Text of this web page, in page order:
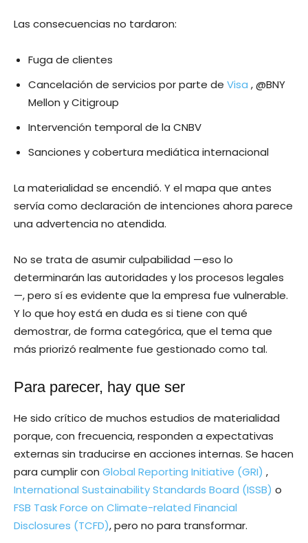
Las consecuencias no tardaron:
Fuga de clientes
Cancelación de servicios por parte de Visa , @BNY
Mellon y Citigroup
Intervención temporal de la CNBV
Sanciones y cobertura mediática internacional
La materialidad se encendió. Y el mapa que antes
servía como declaración de intenciones ahora parece
una advertencia no atendida.
No se trata de asumir culpabilidad —eso lo
determinarán las autoridades y los procesos legales
—, pero sí es evidente que la empresa fue vulnerable.
Y lo que hoy está en duda es si tiene con qué
demostrar, de forma categórica, que el tema que
más priorizó realmente fue gestionado como tal.
Para parecer, hay que ser
He sido crítico de muchos estudios de materialidad
porque, con frecuencia, responden a expectativas
externas sin traducirse en acciones internas. Se hacen
para cumplir con Global Reporting Initiative (GRI) ,
International Sustainability Standards Board (ISSB) o
FSB Task Force on Climate-related Financial
Disclosures (TCFD), pero no para transformar.